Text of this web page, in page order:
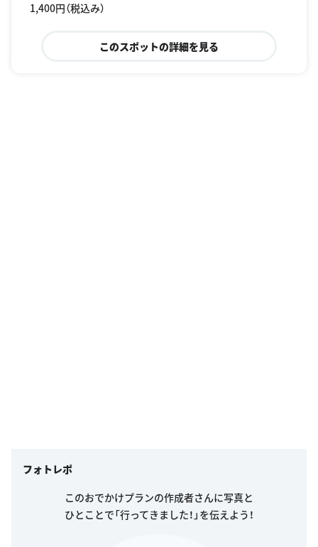
1,400円（税込み）
このスポットの詳細を見る
フォトレポ
このおでかけプランの作成者さんに写真と
ひとことで「行ってきました！」を伝えよう！